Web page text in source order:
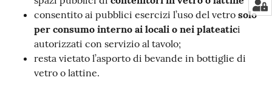
consentito ai pubblici esercizi l’uso del vetro solo
per consumo interno ai locali o nei plateatici
autorizzati con servizio al tavolo;
resta vietato l’asporto di bevande in bottiglie di
vetro o lattine.